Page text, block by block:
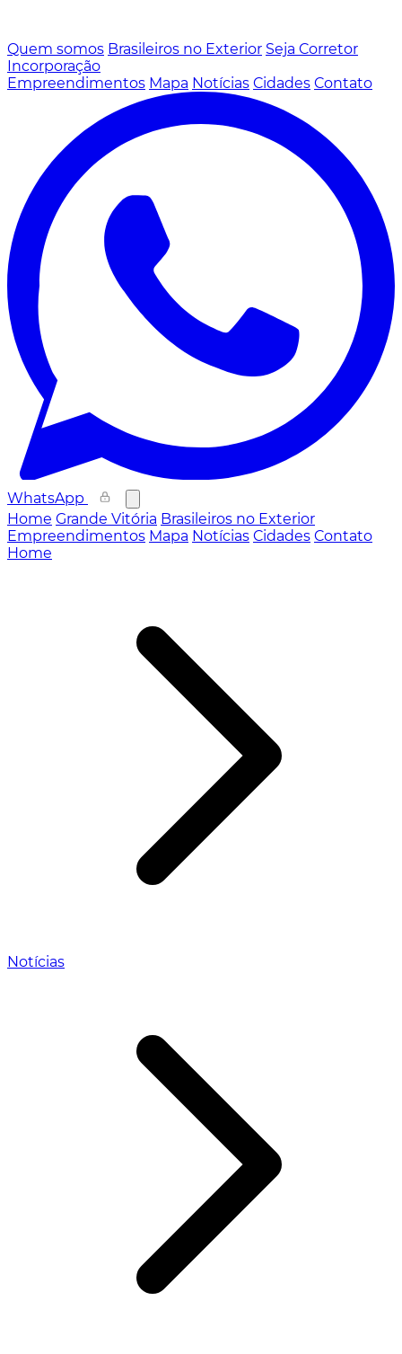
Quem somos Brasileiros no Exterior Seja Corretor
Incorporação
Empreendimentos Mapa Notícias Cidades Contato
WhatsApp
Home Grande Vitória Brasileiros no Exterior
Empreendimentos Mapa Notícias Cidades Contato
Home
Notícias